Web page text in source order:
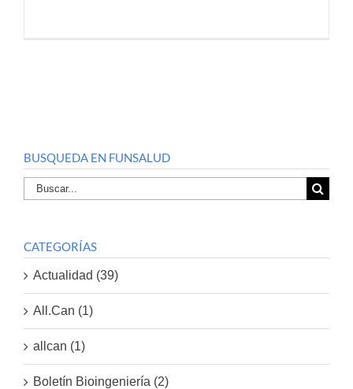
BUSQUEDA EN FUNSALUD
Buscar
por:
CATEGORÍAS
Actualidad (39)
All.Can (1)
allcan (1)
Boletín Bioingeniería (2)